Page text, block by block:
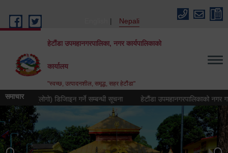
Nepali
हेटौंडा उपमहानगरपालिका, नगर कार्यपालिकाको
कार्यालय
"स्वच्छ, उत्पादनशील, समृद्ध, सहर हेटौंडा"
समाचार(लोगो) डिजिाइन गर्ने सम्बन्धी सूचना हेटौंडा उपमहानगरपालिकाको नगर गान